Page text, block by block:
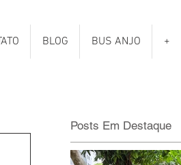
BLOG BUS ANJO +
Posts Em Destaque